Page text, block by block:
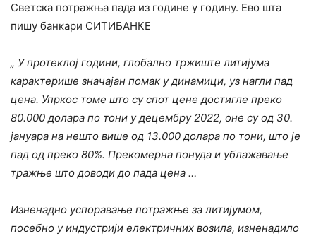
Светска потражња пада из године у годину. Ево шта
пишу банкари СИТИБАНКЕ
„ У протеклој години, глобално тржиште литијума
карактерише значајан помак у динамици, уз нагли пад
цена. Упркос томе што су спот цене достигле преко
80.000 долара по тони у децембру 2022, оне су од 30.
јануара на нешто више од 13.000 долара по тони, што је
пад од преко 80%. Прекомерна понуда и ублажавање
тражње што доводи до пада цена …
Изненадно успоравање потражње за литијумом,
посебно у индустрији електричних возила, изненадило